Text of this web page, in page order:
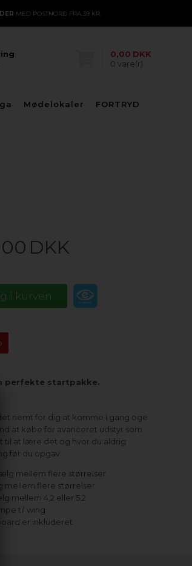
MED POSTNORD FRA 39 KR.
0,00 DKK
0 vare(r)
Mødelokaler FORTRYD
DKK
perfekte startpakke.
nemt for dig at komme i gang oge
at købe for avanceret udstyr som
til at lære det og hvor du aldrig
før du opgav.
mellem flere størrelser
mellem flere størrelser
mellem 4,2 eller 5,2
til wing
er inkluderet